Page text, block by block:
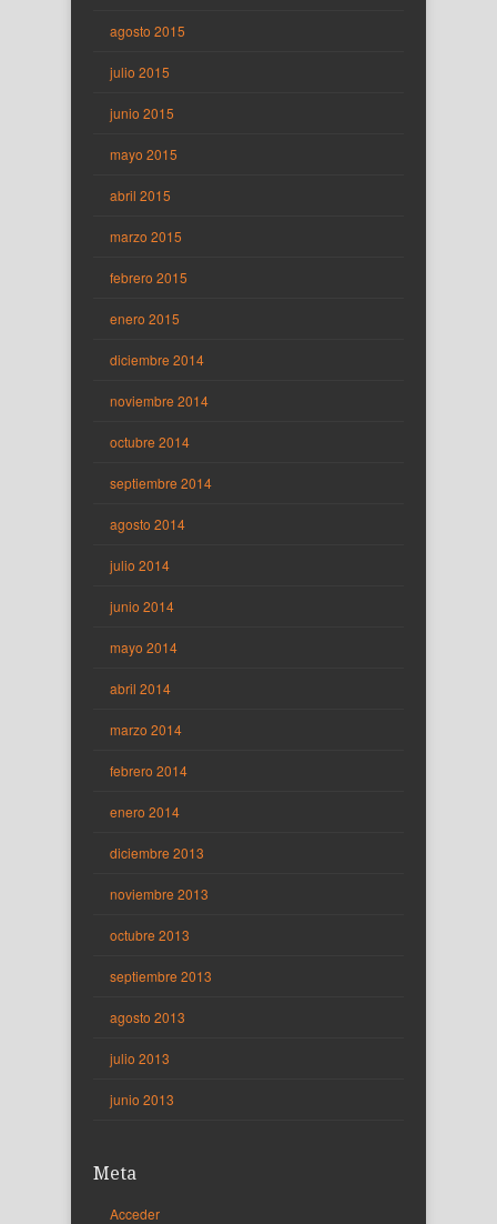
agosto 2015
julio 2015
junio 2015
mayo 2015
abril 2015
marzo 2015
febrero 2015
enero 2015
diciembre 2014
noviembre 2014
octubre 2014
septiembre 2014
agosto 2014
julio 2014
junio 2014
mayo 2014
abril 2014
marzo 2014
febrero 2014
enero 2014
diciembre 2013
noviembre 2013
octubre 2013
septiembre 2013
agosto 2013
julio 2013
junio 2013
Meta
Acceder